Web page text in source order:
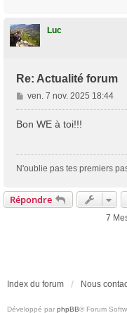
Luc
Re: Actualité forum
M
e
s
e
ven. 7 nov. 2025 18:44
Bon WE à toi!!!
N'oublie pas tes premiers
Répondre
7
Index du forum Nous
Développé par phpBB® Forum